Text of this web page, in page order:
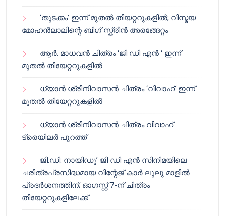
‘തുടക്കം’ ഇന്ന് മുതൽ തിയറ്ററുകളിൽ; വിസ്മയ
മോഹൻലാലിന്റെ ബിഗ് സ്ക്രീൻ അരങ്ങേറ്റം
ആർ. മാധവൻ ചിത്രം ‘ജി ഡി എൻ ‘ ഇന്ന്
മുതൽ തിയേറ്ററുകളിൽ
ധ്യാൻ ശ്രീനിവാസൻ ചിത്രം ‘വിവാഹ്’ ഇന്ന്
മുതൽ തിയേറ്ററുകളിൽ
ധ്യാൻ ശ്രീനിവാസൻ ചിത്രം വിവാഹ്
ട്രെയിലർ പുറത്ത്
ജി.ഡി. നായിഡു’ ജി ഡി എൻ സിനിമയിലെ
ചരിത്രപ്രസിദ്ധമായ വിന്റേജ് കാർ ലുലു മാളിൽ
പ്രദർശനത്തിന്; ഓഗസ്റ്റ് 7-ന് ചിത്രം
തിയേറ്ററുകളിലേക്ക്